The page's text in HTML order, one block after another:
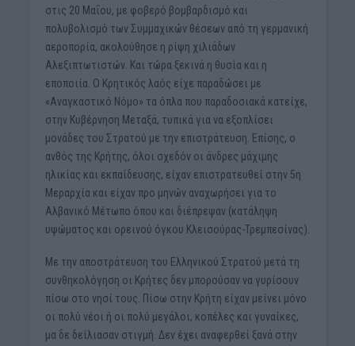
στις 20 Μαΐου, με φοβερό βομβαρδισμό και
πολυβολισμό των Συμμαχικών θέσεων από τη γερμανική
αεροπορία, ακολούθησε η ρίψη χιλιάδων
Αλεξιπτωτιστών. Και τώρα ξεκινά η θυσία και η
εποποιία. Ο Κρητικός λαός είχε παραδώσει με
«Αναγκαστικό Νόμο» τα όπλα που παραδοσιακά κατείχε,
στην Κυβέρνηση Μεταξά, τυπικά για να εξοπλίσει
μονάδες του Στρατού με την επιστράτευση. Επίσης, ο
ανθός της Κρήτης, όλοι σχεδόν οι άνδρες μάχιμης
ηλικίας και εκπαίδευσης, είχαν επιστρατευθεί στην 5η
Μεραρχία και είχαν προ μηνών αναχωρήσει για το
Αλβανικό Μέτωπο όπου και διέπρεψαν (κατάληψη
υψώματος και ορεινού όγκου Κλεισούρας-Τρεμπεσίνας).
Με την αποστράτευση του Ελληνικού Στρατού μετά τη
συνθηκολόγηση οι Κρήτες δεν μπορούσαν να γυρίσουν
πίσω στο νησί τους. Πίσω στην Κρήτη είχαν μείνει μόνο
οι πολύ νέοι ή οι πολύ​ μεγάλοι, κοπέλες και γυναίκες,
μα δε δείλιασαν στιγμή. Δεν έχει αναφερθεί ξανά στην